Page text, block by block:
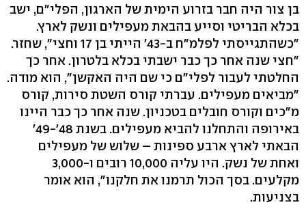
בן צור היה חבר בזרוע הימית של הארגון, הפלי"ם, ישב
בכלא הבריטי וסייע בהבאת מעפילים ונשק לארץ.
"כשהתגייסתי לפלמ"ח ב-43' הייתי בן 17 וחצי", שחזר.
"חצי שנה אחר כך כבר ישבתי בכלא בלטרון. אחר כך
החלטתי לעבור לפלי"ם כי שם היה האקשן", הוא מודה.
"מביאים מעפילים. עברתי קורס השטת סירות, קורס
מ"כים וקורס חובלים בטכניון. שנה אחר כך כבר היינו
באירופה והתחלנו להביא מעפילים. בשנת 48'-49'
הבאתי לארץ ארבע ספינות – שלוש של מעפילים
ואחת של נשק. היו עליה 10,000 רובים ו-3,000
מקלעים. בסך הכול תרמנו את חלקנו", הוא אומר
בצניעות.